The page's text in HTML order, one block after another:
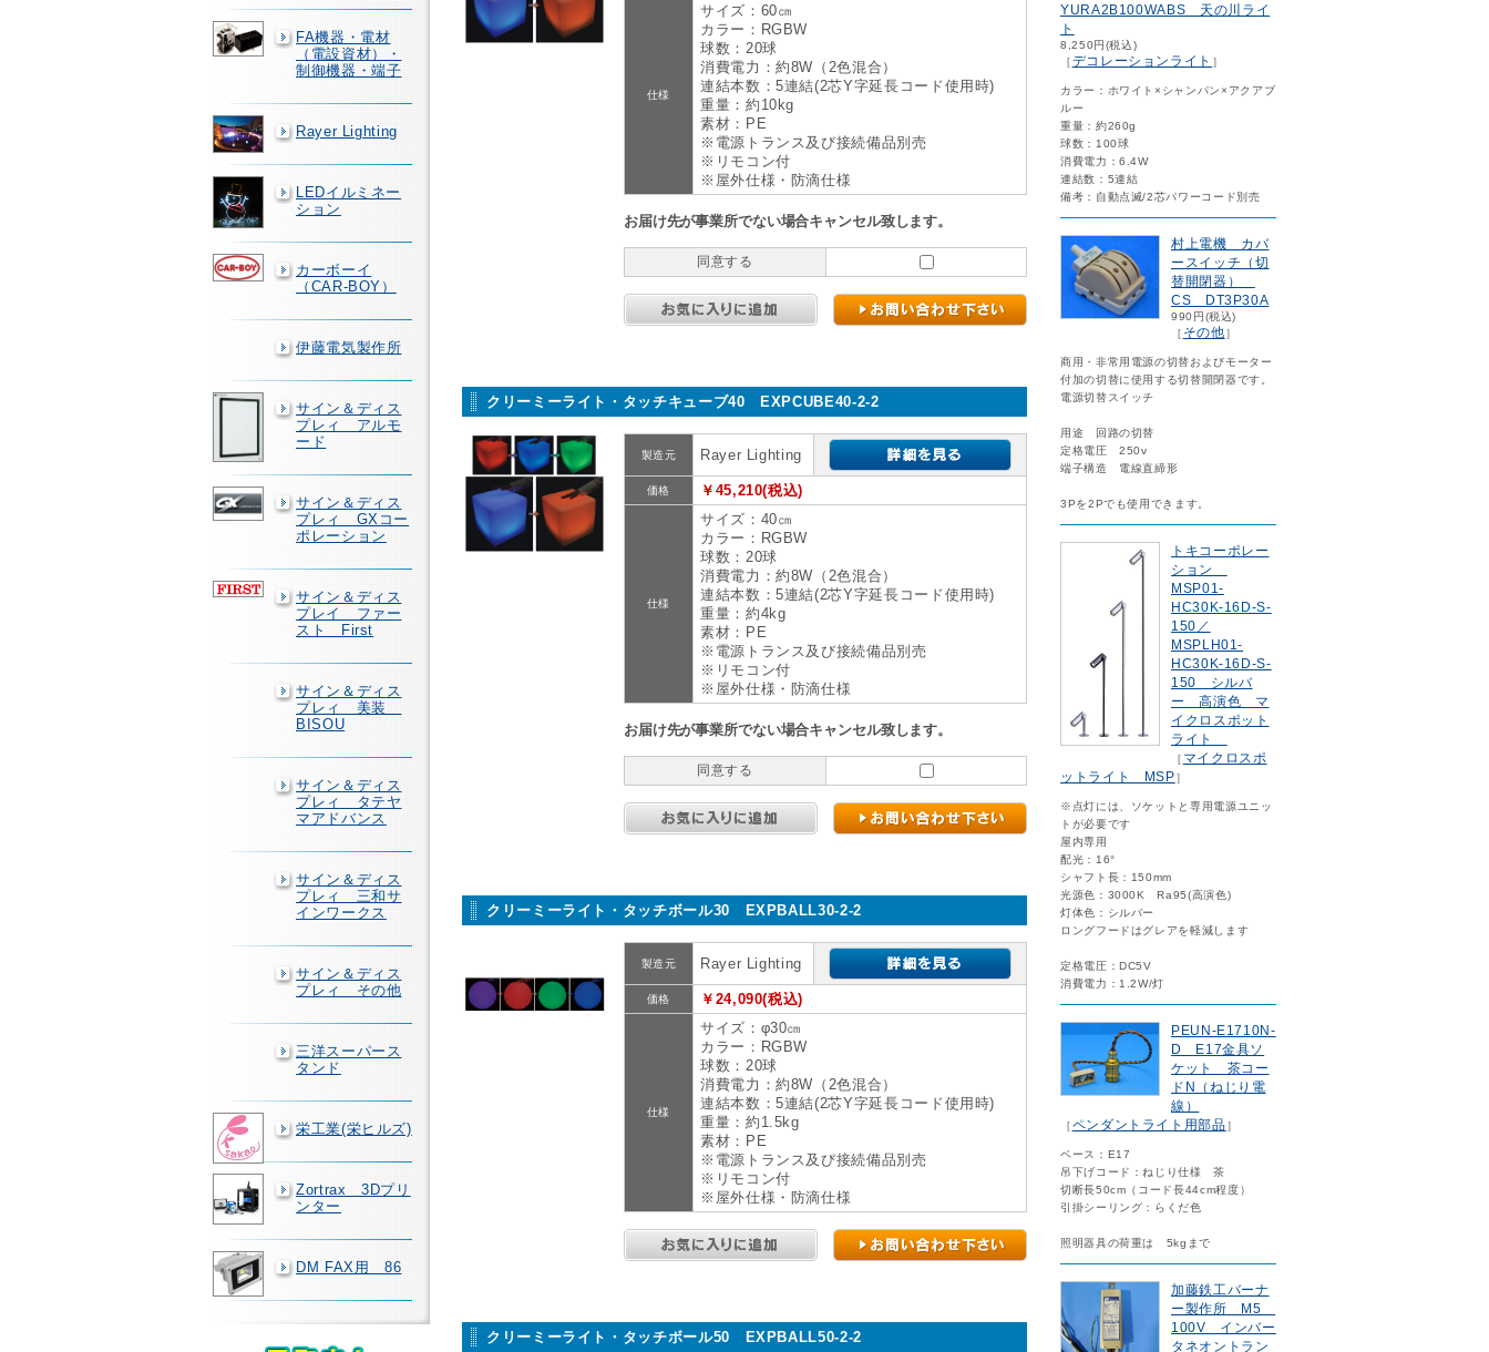
FA機器・電材
（電設資材）・
制御機器・端子
Rayer Lighting
LEDイルミネー
ション
カーボーイ
（CAR-BOY）
伊藤電気製作所
サイン＆ディス
プレィ アルモ
ード
サイン＆ディス
プレィ GXコー
ポレーション
サイン＆ディス
プレイ ファー
スト First
サイン＆ディス
プレィ 美装
BISOU
サイン＆ディス
プレィ タテヤ
マアドバンス
サイン＆ディス
プレィ 三和サ
インワークス
サイン＆ディス
プレィ その他
三洋スーパース
タンド
栄工業(栄ヒルズ)
Zortrax 3Dプリ
ンター
DM FAX用 86
仕様
サイズ：60㎝
カラー：RGBW
球数：20球
消費電力：約8W（2色混合）
連結本数：5連結(2芯Y字延長コード使用時)
重量：約10kg
素材：PE
※電源トランス及び接続備品別売
※リモコン付
※屋外仕様・防滴仕様
お届け先が事業所でない場合キャンセル致します。
同意する
クリーミーライト・タッチキューブ40 EXPCUBE40-2-2
製造元 Rayer Lighting
価格 ￥45,210(税込)
仕様
サイズ：40㎝
カラー：RGBW
球数：20球
消費電力：約8W（2色混合）
連結本数：5連結(2芯Y字延長コード使用時)
重量：約4kg
素材：PE
※電源トランス及び接続備品別売
※リモコン付
※屋外仕様・防滴仕様
お届け先が事業所でない場合キャンセル致します。
同意する
クリーミーライト・タッチボール30 EXPBALL30-2-2
製造元 Rayer Lighting
価格 ￥24,090(税込)
仕様
サイズ：φ30㎝
カラー：RGBW
球数：20球
消費電力：約8W（2色混合）
連結本数：5連結(2芯Y字延長コード使用時)
重量：約1.5kg
素材：PE
※電源トランス及び接続備品別売
※リモコン付
※屋外仕様・防滴仕様
クリーミーライト・タッチボール50 EXPBALL50-2-2
YURA2B100WABS 天の川ライ
ト
8,250円(税込)
［デコレーションライト ］
カラー：ホワイト×シャンパン×アクアブ
ルー
重量：約260g
球数：100球
消費電力：6.4W
連結数：5連結
備考：自動点滅/2芯パワーコード別売
村上電機 カバ
ースイッチ（切
替開閉器）
CS DT3P30A
990円(税込)
［ その他］
商用・非常用電源の切替およびモーター
付加の切替に使用する切替開閉器です。
電源切替スイッチ
用途 回路の切替
定格電圧 250v
端子構造 電線直締形
3Pを2Pでも使用できます。
トキコーポレー
ション
MSP01-
HC30K-16D-S-
150／
MSPLH01-
HC30K-16D-S-
150 シルバ
ー 高演色 マ
イクロスポット
ライト
［ マイクロスポ
ットライト MSP］
※点灯には、ソケットと専用電源ユニッ
トが必要です
屋内専用
配光：16°
シャフト長：150mm
光源色：3000K Ra95(高演色)
灯体色：シルバー
ロングフードはグレアを軽減します
定格電圧：DC5V
消費電力：1.2W/灯
PEUN-E1710N-
D E17金具ソ
ケット 茶コー
ドN（ねじり電
線）
［ペンダントライト用部品］
ベース：E17
吊下げコード：ねじり仕様 茶
切断長50cm（コード長44cm程度）
引掛シーリング：らくだ色
照明器具の荷重は 5kgまで
加藤鉄工バーナ
ー製作所 M5
100V インバー
タネオントラン